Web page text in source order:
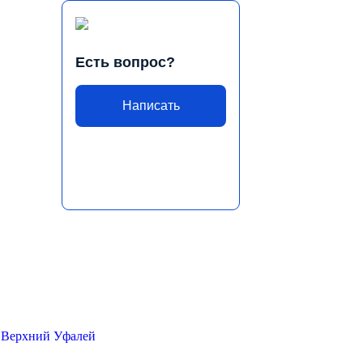
Есть вопрос?
Написать
Верхний Уфалей